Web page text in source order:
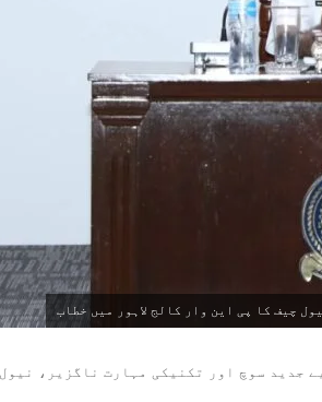
چیف کا پی این وار کالج لاہور میں خطاب
جدید سوچ اور تکنیکی مہارت ناگزیر،